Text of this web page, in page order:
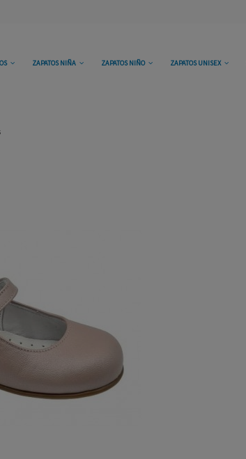
ZAPATOS NIÑA ZAPATOS NIÑO ZAPATOS UNISEX